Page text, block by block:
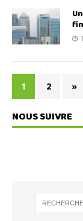
1 2 »
NOUS SUIVRE